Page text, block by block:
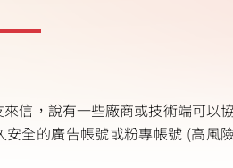
信，說有一些廠商或技術端可以
全的廣告帳號或粉專帳號 (高風